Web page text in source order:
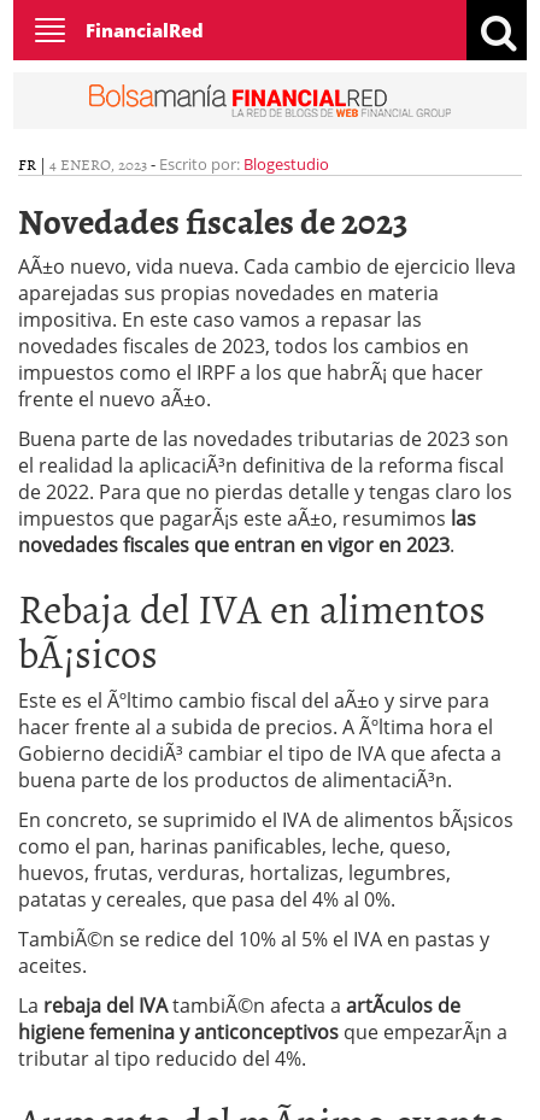
Toggle
navigation
FinancialRed
FR | 4 ENERO, 2023- Escrito por: Blogestudio
Novedades fiscales de 2023
AÃ±o nuevo, vida nueva. Cada cambio de ejercicio lleva
aparejadas sus propias novedades en materia
impositiva. En este caso vamos a repasar las
novedades fiscales de 2023, todos los cambios en
impuestos como el IRPF a los que habrÃ¡ que hacer
frente el nuevo aÃ±o.
Buena parte de las novedades tributarias de 2023 son
el realidad la aplicaciÃ³n definitiva de la reforma fiscal
de 2022. Para que no pierdas detalle y tengas claro los
impuestos que pagarÃ¡s este aÃ±o, resumimos las
novedades fiscales que entran en vigor en 2023.
Rebaja del IVA en alimentos
bÃ¡sicos
Este es el Ãºltimo cambio fiscal del aÃ±o y sirve para
hacer frente al a subida de precios. A Ãºltima hora el
Gobierno decidiÃ³ cambiar el tipo de IVA que afecta a
buena parte de los productos de alimentaciÃ³n.
En concreto, se suprimido el IVA de alimentos bÃ¡sicos
como el pan, harinas panificables, leche, queso,
huevos, frutas, verduras, hortalizas, legumbres,
patatas y cereales, que pasa del 4% al 0%.
TambiÃ©n se redice del 10% al 5% el IVA en pastas y
aceites.
La rebaja del IVAtambiÃ©n afecta a artÃ­culos de
higiene femenina y anticonceptivos que empezarÃ¡n a
tributar al tipo reducido del 4%.